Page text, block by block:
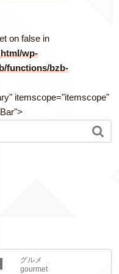
on false in
wp-
functions/bzb-
itemscope="itemscope"

グルメ
gourmet